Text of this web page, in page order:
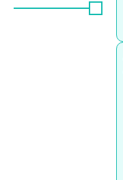
до 15 чел.